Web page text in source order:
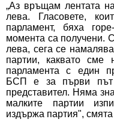
„Аз връщам лентата
лева. Гласовете,
парламент, бяха
момента са получени.
лева, сега се
партии, каквато
парламента с един
БСП е за първи път
представител. Няма
малките партии
издържа партия",